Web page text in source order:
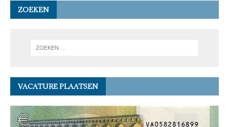
ZOEKEN
VACATURE PLAATSEN